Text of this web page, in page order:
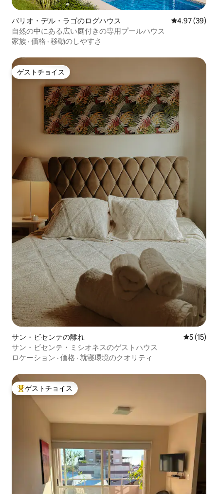
バリオ・デル・ラゴのログハウス レビュー39
4.97 (39)
自然の中にある広い庭付きの専用プールハウス
家族 · 価格 · 移動のしやすさ
ゲストチョイス
ゲストチョイス
サン・ビセンテの離れ レビュー
5 (15)
サン・ビセンテ・ミシオネスのゲストハウス
ロケーション · 価格 · 就寝環境のクオリティ
大好評のゲストチョイスです。
ゲストチョイス